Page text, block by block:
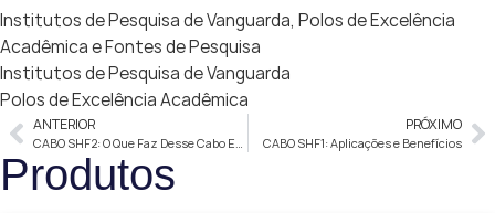
Institutos de Pesquisa de Vanguarda, Polos de Excelência
Acadêmica e Fontes de Pesquisa
Institutos de Pesquisa de Vanguarda
Polos de Excelência Acadêmica
ANTERIOR
CABO SHF2: O Que Faz Desse Cabo Especial?
PRÓXIMO
CABO SHF1: Aplicações e Benefícios
Produtos